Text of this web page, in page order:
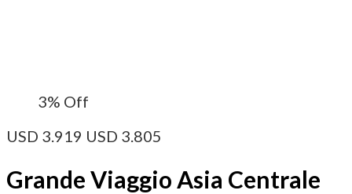
3% Off
USD 3.919 USD 3.805
Grande Viaggio Asia Centrale